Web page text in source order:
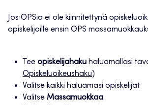
Jos OPSia ei ole kiinnitettynä
opiskelijoille ensin OPS
Tee opiskelijahaku haluamallasi
Opiskeluoikeushaku)
Valitse kaikki haluamasi opiskelijat
Valitse Massamuokkaa